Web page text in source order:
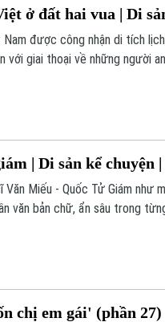
ở đất hai vua | Di
được công nhận di tích
với giai thoại về những người
| Di sản kể chuyện |
Miếu - Quốc Tử Giám như
văn bản chữ, ẩn sâu trong
chị em gái' (phần